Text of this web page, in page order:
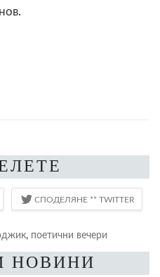
, поетични вечери
НОВИНИ